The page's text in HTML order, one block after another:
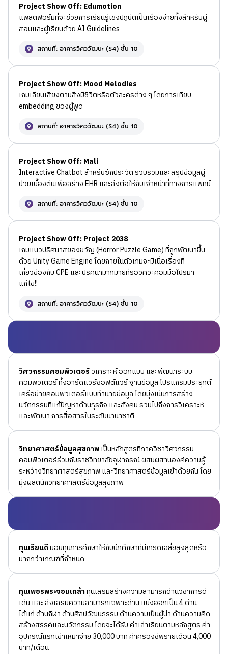
Project Show Off: Edumotion
แพลตฟอร์มที่จะช่วยการเรียนรู้เชิงปฏิบัติเป็นเรื่องง่ายทั้งสำหรับผู้
สอนและผู้เรียนด้วย AI Guidelines
สถานที่: อาคารวิศววัฒนะ (S4) ชั้น 10
Project Show Off: Mood Melodies
เกมเลียนเสียงตามสิ่งมีชีวิตหรือตัวละครต่าง ๆ โดยการเทียบ
embedding ของผู้พูด
สถานที่: อาคารวิศววัฒนะ (S4) ชั้น 10
Project Show Off: Mali
Interactive Chatbot สำหรับซักประวัติ รวบรวมและสรุปข้อมูลผู้
ป่วยเบื้องต้นเพื่อสร้าง EHR และส่งต่อให้กับเจ้าหน้าที่ทางการแพทย์
สถานที่: อาคารวิศววัฒนะ (S4) ชั้น 10
Project Show Off: Project 2038
เกมแนวปริศนาสยองขวัญ (Horror Puzzle Game) ที่ถูกพัฒนาขึ้น
ด้วย Unity Game Engine โดยภายในตัวเกมจะมีเนื้อเรื่องที่
เกี่ยวข้องกับ CPE และปริศนามากมายที่รอวิศวะคอมมือโปรมา
แก้ไข!!
สถานที่: อาคารวิศววัฒนะ (S4) ชั้น 10
วิศวกรรมคอมพิวเตอร์วิเคราะห์ ออกแบบ และพัฒนาระบบ
คอมพิวเตอร์ ทั้งฮาร์ดแวร์ซอฟต์แวร์ ฐานข้อมูล โปรแกรมประยุกต์
เครือข่ายคอมพิวเตอร์แบบทำนายข้อมูล โดยมุ่งเน้นการสร้าง
นวัตกรรมที่แก้ปัญหาด้านธุรกิจ และสังคม รวมไปถึงการวิเคราะห์
และพัฒนา การสื่อสารในระดับนานาชาติ
วิทยาศาสตร์ข้อมูลสุขภาพเป็นหลักสูตรที่ภาควิชาวิศวกรรม
คอมพิวเตอร์ร่วมกับราชวิทยาลัยจุฬาภรณ์ ผสมผสานองค์ความรู้
ระหว่างวิทยาศาสตร์สุขภาพ และวิทยาศาสตร์ข้อมูลเข้าด้วยกัน โดย
มุ่งผลิตนักวิทยาศาสตร์ข้อมูลสุขภาพ
ทุนเรียนดีมอบทุนการศึกษาให้กับนักศึกษาที่มีเกรดเฉลี่ยสูงสุดหรือ
มากกว่าเกณฑ์ที่กำหนด
ทุนเพชรพระจอมเกล้าทุนเสริมสร้างความสามารถด้านวิชาการดี
เด่น และ ส่งเสริมความสามารถเฉพาะด้าน แบ่งออกเป็น 4 ด้าน
ได้แก่ ด้านกีฬา ด้านศิลปวัฒนธรรม ด้านความเป็นผู้นำ ด้านความคิด
สร้างสรรค์และนวัตกรรม โดยจะได้รับ ค่าเล่าเรียนตามหลักสูตร ค่า
อุปกรณ์แรกเข้าเหมาจ่าย 30,000 บาท ค่าครองชีพรายเดือน 4,000
บาท/เดือน